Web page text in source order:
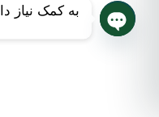
به کمک نیاز